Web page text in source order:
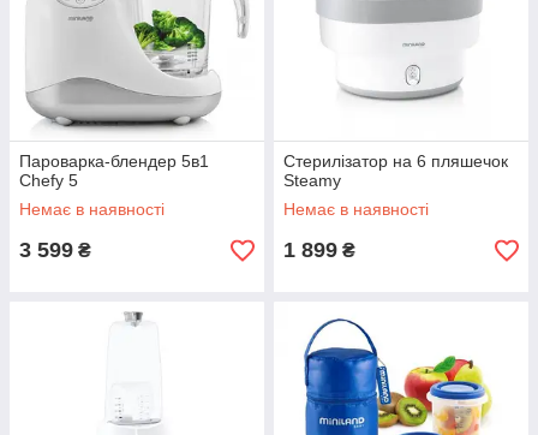
Пароварка-блендер 5в1
Chefy 5
Немає в наявності
3 599 ₴
Стерилізатор на 6 пляшечок
Steamy
Немає в наявності
1 899 ₴